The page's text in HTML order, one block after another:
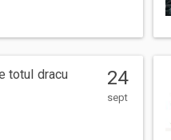
totul dracu 24
sept